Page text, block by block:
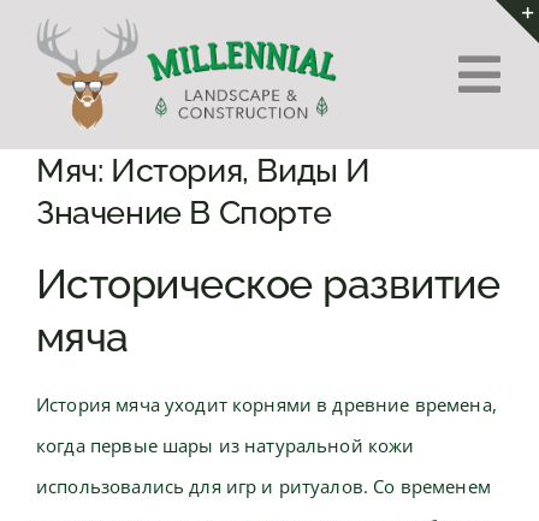
Home
Contact
Мяч: История, Виды И
Значение В Спорте
Историческое развитие
мяча
История мяча уходит корнями в древние времена,
когда первые шары из натуральной кожи
использовались для игр и ритуалов. Со временем